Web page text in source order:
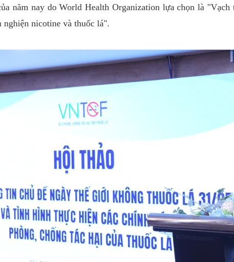
năm nay do World Health Organization lựa chọn là "Vạch
nghiện nicotine và thuốc lá".